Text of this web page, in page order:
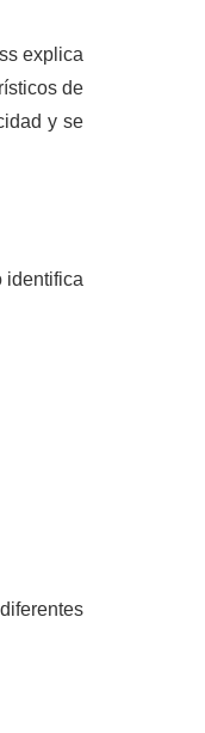
explica
de
y se
identifica